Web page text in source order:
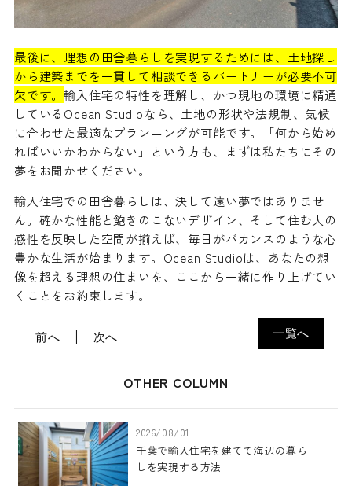
最後に、理想の田舎暮らしを実現するためには、土地探し
から建築までを一貫して相談できるパートナーが必要不可
欠です。輸入住宅の特性を理解し、かつ現地の環境に精通
しているOcean Studioなら、土地の形状や法規制、気候
に合わせた最適なプランニングが可能です。「何から始め
ればいいかわからない」という方も、まずは私たちにその
夢をお聞かせください。
輸入住宅での田舎暮らしは、決して遠い夢ではありませ
ん。確かな性能と飽きのこないデザイン、そして住む人の
感性を反映した空間が揃えば、毎日がバカンスのような心
豊かな生活が始まります。Ocean Studioは、あなたの想
像を超える理想の住まいを、ここから一緒に作り上げてい
くことをお約束します。
一覧へ
前へ 次へ
OTHER COLUMN
2026/08/01
千葉で輸入住宅を建てて海辺の暮ら
しを実現する方法